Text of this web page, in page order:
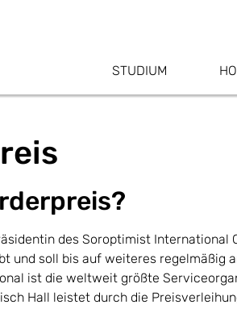
STUDIUM
des Soroptimist
und soll bis auf weiteres regelmäßig
ist die weltweit größte
Hall leistet durch die